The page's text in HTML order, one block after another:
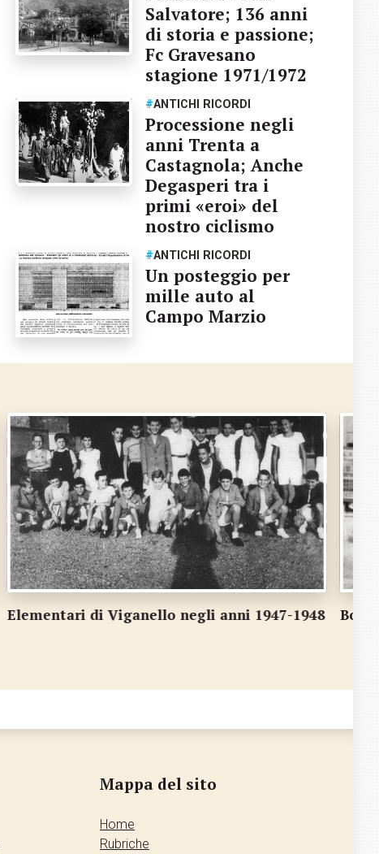
Salvatore; 136 anni
di storia e passione;
Fc Gravesano
stagione 1971/1972
#ANTICHI RICORDI
Processione negli
anni Trenta a
Castagnola; Anche
Degasperi tra i
primi «eroi» del
nostro ciclismo
#ANTICHI RICORDI
Un posteggio per
mille auto al
Campo Marzio
Bottiglieria Piemontese
Mappa del sito
Home
Rubriche